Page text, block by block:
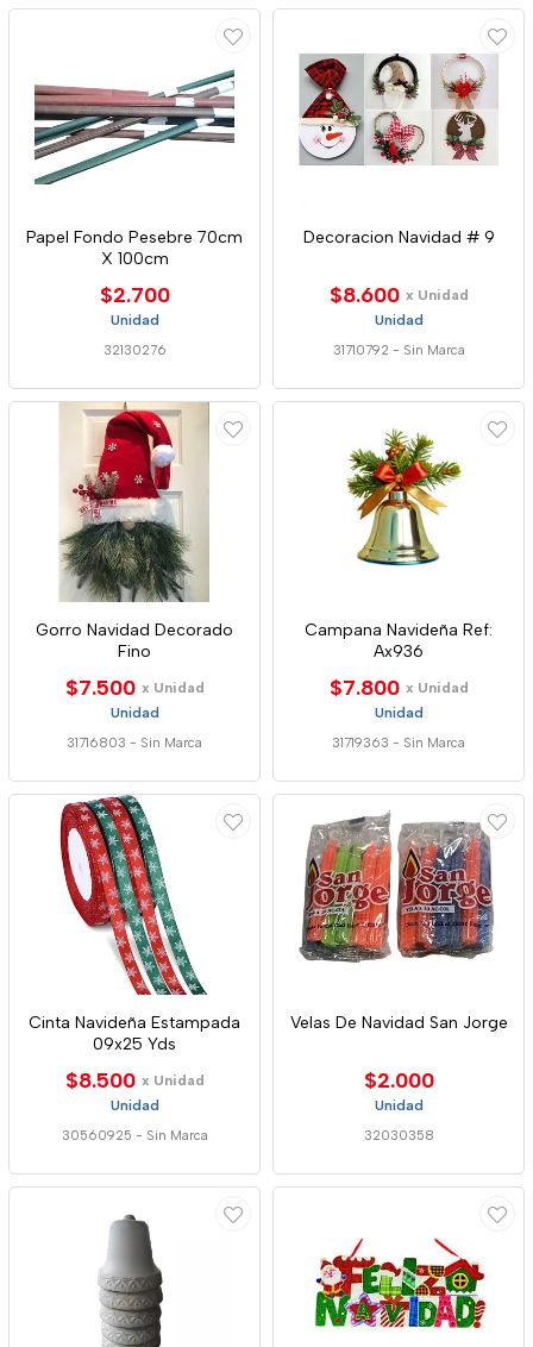
Papel Fondo Pesebre 70cm
X 100cm
$2.700
Unidad
32130276
Decoracion Navidad # 9
$8.600 x Unidad
Unidad
31710792 - Sin Marca
Gorro Navidad Decorado
Fino
$7.500 x Unidad
Unidad
31716803 - Sin Marca
Campana Navideña Ref:
Ax936
$7.800 x Unidad
Unidad
31719363 - Sin Marca
Cinta Navideña Estampada
09x25 Yds
$8.500 x Unidad
Unidad
30560925 - Sin Marca
Velas De Navidad San Jorge
$2.000
Unidad
32030358